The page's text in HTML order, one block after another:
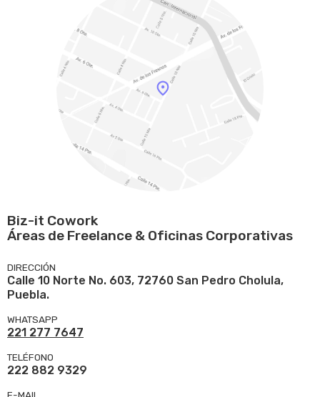
Biz-it Cowork
Áreas de Freelance & Oficinas Corporativas
DIRECCIÓN
Calle 10 Norte No. 603, 72760 San Pedro Cholula,
Puebla.
WHATSAPP
221 277 7647
TELÉFONO
222 882 9329
E-MAIL